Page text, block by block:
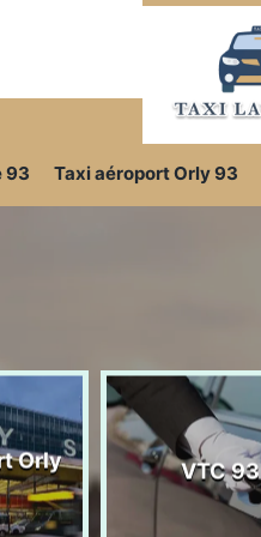
93 Taxi aéroport Orly 93
Orly
VTC 93